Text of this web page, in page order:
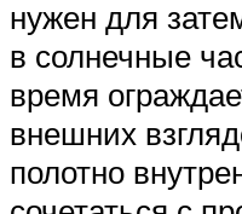
нужен для
в солнечные
время
внешних
полотно